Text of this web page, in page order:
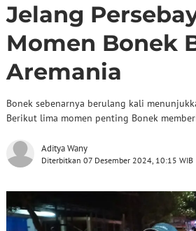
Jelang
Momen Bonek
Aremania
Bonek sebenarnya berulang kali
Berikut lima momen penting Bonek
Aditya Wany
Diterbitkan 07 Desember 2024, 10:15 WIB